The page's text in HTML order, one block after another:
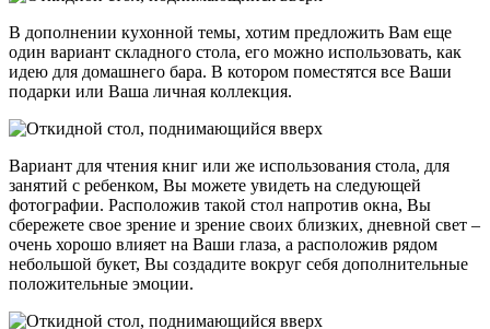
В дополнении кухонной темы, хотим предложить Вам еще
один вариант складного стола, его можно использовать, как
идею для домашнего бара. В котором поместятся все Ваши
подарки или Ваша личная коллекция.
Вариант для чтения книг или же использования стола, для
занятий с ребенком, Вы можете увидеть на следующей
фотографии. Расположив такой стол напротив окна, Вы
сбережете свое зрение и зрение своих близких, дневной свет –
очень хорошо влияет на Ваши глаза, а расположив рядом
небольшой букет, Вы создадите вокруг себя дополнительные
положительные эмоции.